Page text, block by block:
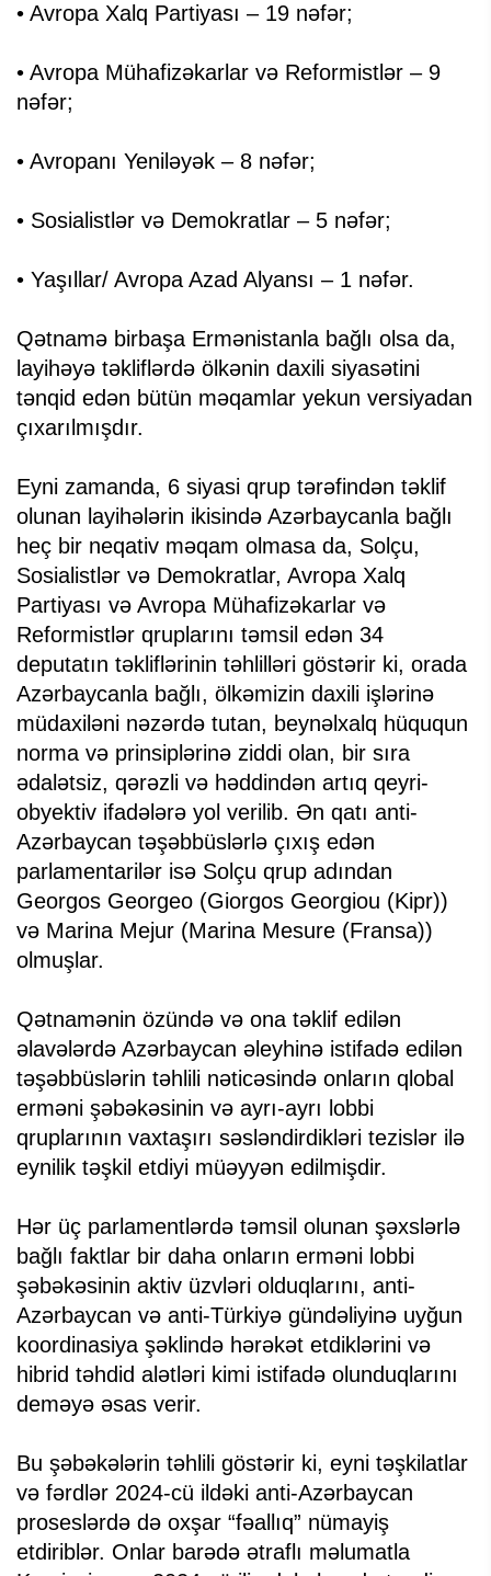
• Avropa Xalq Partiyası – 19 nəfər;
• Avropa Mühafizəkarlar və Reformistlər – 9
nəfər;
• Avropanı Yeniləyək – 8 nəfər;
• Sosialistlər və Demokratlar – 5 nəfər;
• Yaşıllar/ Avropa Azad Alyansı – 1 nəfər.
Qətnamə birbaşa Ermənistanla bağlı olsa da,
layihəyə təkliflərdə ölkənin daxili siyasətini
tənqid edən bütün məqamlar yekun versiyadan
çıxarılmışdır.
Eyni zamanda, 6 siyasi qrup tərəfindən təklif
olunan layihələrin ikisində Azərbaycanla bağlı
heç bir neqativ məqam olmasa da, Solçu,
Sosialistlər və Demokratlar, Avropa Xalq
Partiyası və Avropa Mühafizəkarlar və
Reformistlər qruplarını təmsil edən 34
deputatın təkliflərinin təhlilləri göstərir ki, orada
Azərbaycanla bağlı, ölkəmizin daxili işlərinə
müdaxiləni nəzərdə tutan, beynəlxalq hüququn
norma və prinsiplərinə ziddi olan, bir sıra
ədalətsiz, qərəzli və həddindən artıq qeyri-
obyektiv ifadələrə yol verilib. Ən qatı anti-
Azərbaycan təşəbbüslərlə çıxış edən
parlamentarilər isə Solçu qrup adından
Georgos Georgeo (Giorgos Georgiou (Kipr))
və Marina Mejur (Marina Mesure (Fransa))
olmuşlar.
Qətnamənin özündə və ona təklif edilən
əlavələrdə Azərbaycan əleyhinə istifadə edilən
təşəbbüslərin təhlili nəticəsində onların qlobal
erməni şəbəkəsinin və ayrı-ayrı lobbi
qruplarının vaxtaşırı səsləndirdikləri tezislər ilə
eynilik təşkil etdiyi müəyyən edilmişdir.
Hər üç parlamentlərdə təmsil olunan şəxslərlə
bağlı faktlar bir daha onların erməni lobbi
şəbəkəsinin aktiv üzvləri olduqlarını, anti-
Azərbaycan və anti-Türkiyə gündəliyinə uyğun
koordinasiya şəklində hərəkət etdiklərini və
hibrid təhdid alətləri kimi istifadə olunduqlarını
deməyə əsas verir.
Bu şəbəkələrin təhlili göstərir ki, eyni təşkilatlar
və fərdlər 2024-cü ildəki anti-Azərbaycan
proseslərdə də oxşar “fəallıq” nümayiş
etdiriblər. Onlar barədə ətraflı məlumatla